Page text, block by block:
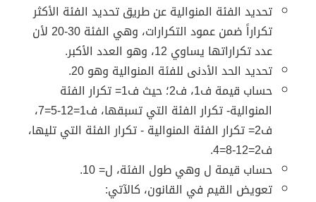
تحديد الفئة المنوالية عن طريق تحديد الفئة الأكثر
تكراراً ضمن عمود التكرارات، وهي الفئة 30-20 لأن
عدد تكراراتها يساوي 12، وهو العدد الأكبر.
تحديد الحد الأدنى للفئة المنوالية وهو 20.
حساب قيمة ف1، ف2؛ حيث ف1= تكرار الفئة
المنوالية- تكرار الفئة التي تسبقها، ف1=12-5=7،
ف2= تكرار الفئة المنوالية - تكرار الفئة التي تليها،
ف2=12-8=4.
حساب قيمة ل وهي طول الفئة، ل= 10.
تعويض القيم في القانون، كالآتي: